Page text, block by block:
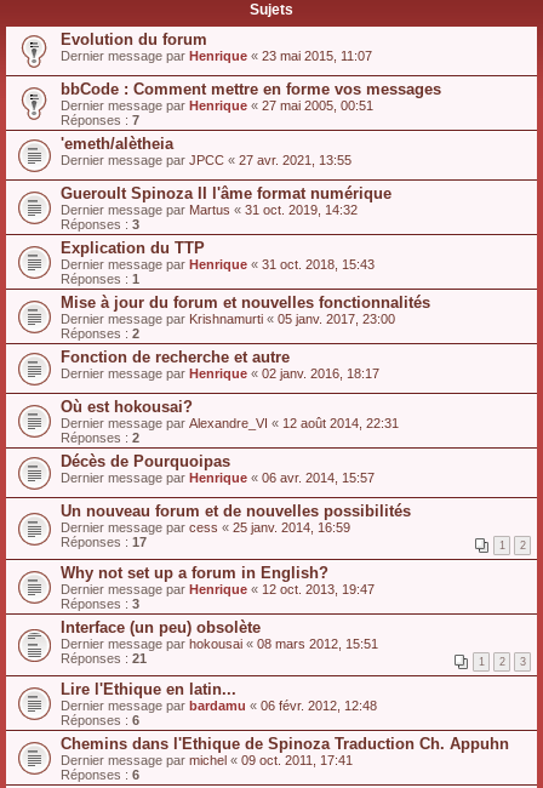
Sujets
Evolution du forum
Dernier message par Henrique « 23 mai 2015, 11:07
bbCode : Comment mettre en forme vos messages
Dernier message par Henrique « 27 mai 2005, 00:51
Réponses : 7
'emeth/alètheia
Dernier message par JPCC « 27 avr. 2021, 13:55
Gueroult Spinoza II l'âme format numérique
Dernier message par Martus « 31 oct. 2019, 14:32
Réponses : 3
Explication du TTP
Dernier message par Henrique « 31 oct. 2018, 15:43
Réponses : 1
Mise à jour du forum et nouvelles fonctionnalités
Dernier message par Krishnamurti « 05 janv. 2017, 23:00
Réponses : 2
Fonction de recherche et autre
Dernier message par Henrique « 02 janv. 2016, 18:17
Où est hokousai?
Dernier message par Alexandre_VI « 12 août 2014, 22:31
Réponses : 2
Décès de Pourquoipas
Dernier message par Henrique « 06 avr. 2014, 15:57
Un nouveau forum et de nouvelles possibilités
Dernier message par cess « 25 janv. 2014, 16:59
Réponses : 17 1 2
Why not set up a forum in English?
Dernier message par Henrique « 12 oct. 2013, 19:47
Réponses : 3
Interface (un peu) obsolète
Dernier message par hokousai « 08 mars 2012, 15:51
Réponses : 21 1 2 3
Lire l'Ethique en latin...
Dernier message par bardamu « 06 févr. 2012, 12:48
Réponses : 6
Chemins dans l'Ethique de Spinoza Traduction Ch. Appuhn
Dernier message par michel « 09 oct. 2011, 17:41
Réponses : 6